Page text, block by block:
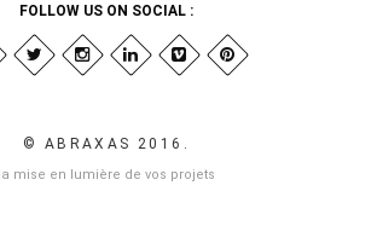
FOLLOW US ON SOCIAL :
© ABRAXAS 2016.
la mise en lumière de vos projets